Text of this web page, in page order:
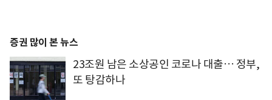
증권 많이 본 뉴스
23조원 남은 소상공인 코로나 대출… 정부,
또 탕감하나